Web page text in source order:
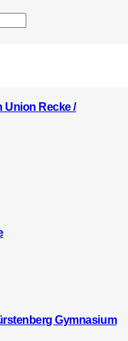
Union Recke /
Gymnasium